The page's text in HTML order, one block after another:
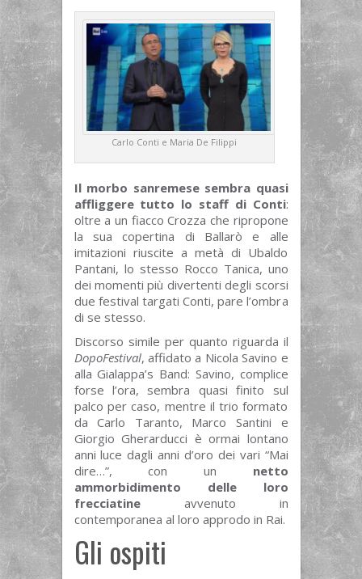
Carlo Conti e Maria De Filippi
Il morbo sanremese sembra quasi
affliggere tutto lo staff di Conti:
oltre a un fiacco Crozza che ripropone
la sua copertina di Ballarò e alle
imitazioni riuscite a metà di Ubaldo
Pantani, lo stesso Rocco Tanica, uno
dei momenti più divertenti degli scorsi
due festival targati Conti, pare l’ombra
di se stesso.
Discorso simile per quanto riguarda il
DopoFestival, affidato a Nicola Savino e
alla Gialappa’s Band: Savino, complice
forse l’ora, sembra quasi finito sul
palco per caso, mentre il trio formato
da Carlo Taranto, Marco Santini e
Giorgio Gherarducci è ormai lontano
anni luce dagli anni d’oro dei vari “Mai
dire…”, con un netto
ammorbidimento delle loro
frecciatineavvenuto in
contemporanea al loro approdo in Rai.
Gli ospiti